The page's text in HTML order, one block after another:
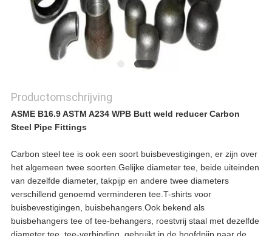
Productomschrijving
ASME B16.9 ASTM A234 WPB Butt weld reducer Carbon
Steel Pipe Fittings
Carbon steel tee is ook een soort buisbevestigingen, er zijn over
het algemeen twee soorten.Gelijke diameter tee, beide uiteinden
van dezelfde diameter, takpijp en andere twee diameters
verschillend genoemd verminderen tee.T-shirts voor
buisbevestigingen, buisbehangers.Ook bekend als
buisbehangers tee of tee-behangers, roestvrij staal met dezelfde